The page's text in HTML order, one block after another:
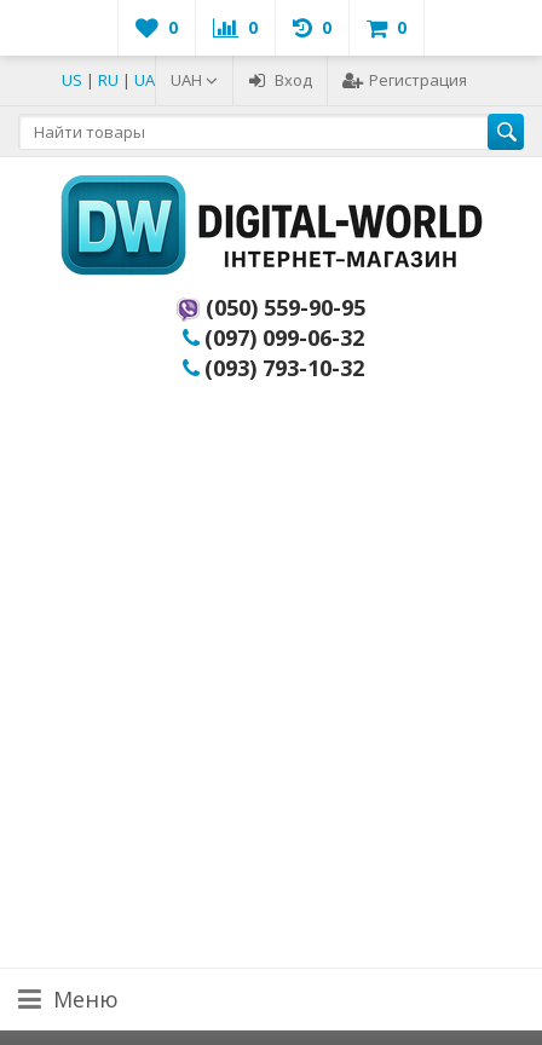
0 0 0 0
US | RU | UA UAH Вход Регистрация
(050) 559-90-95
(097) 099-06-32
(093) 793-10-32
Меню